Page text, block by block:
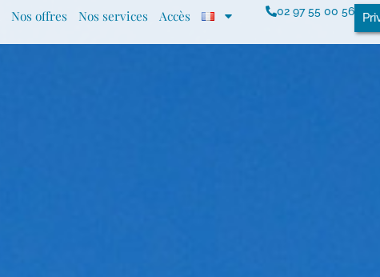
Nos offres Nos services Accès 02 97 55 00 56